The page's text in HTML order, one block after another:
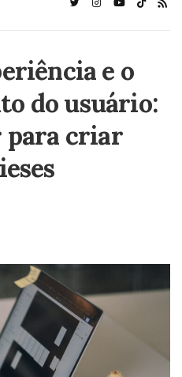
e o
do usuário:
para criar